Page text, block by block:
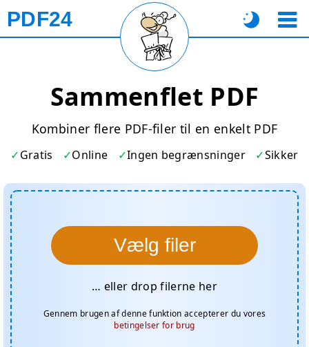
PDF24
Sammenflet PDF
Kombiner flere PDF-filer til en enkelt PDF
Gratis Online Ingen begrænsninger Sikker
Vælg filer
… eller drop filerne her
Gennem brugen af denne funktion accepterer du vores
betingelser for brug